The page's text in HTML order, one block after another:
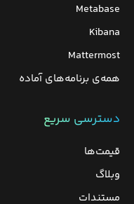
Metabase
Kibana
Mattermost
همه‌ی برنامه‌های آماده
دسترسی سریع
قیمت‌ها
وبلاگ
مستندات